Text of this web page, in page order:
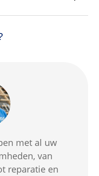
met al uw
van
reparatie en